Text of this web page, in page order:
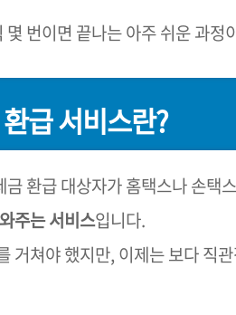
번이면 끝나는 아주 쉬운 과정
급 서비스란?
금 환급 대상자가 홈택스나 손택
주는 서비스입니다.
거쳐야 했지만, 이제는 보다 직